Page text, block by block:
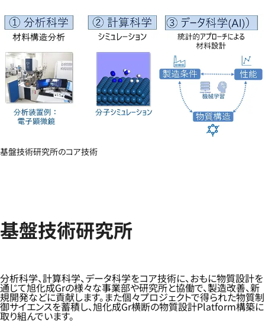
基盤技術研究所のコア技術
基盤技術研究所
分析科学、計算科学、データ科学をコア技術に、おもに物質設計を
通じて旭化成Grの様々な事業部や研究所と協働で、製造改善、新
規開発などに貢献します。また個々プロジェクトで得られた物質制
御サイエンスを蓄積し、旭化成Gr横断の物質設計Platform構築に
取り組んでいます。